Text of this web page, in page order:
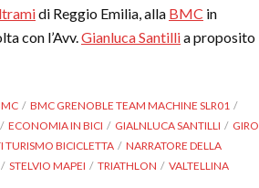
di Reggio Emilia, alla BMC in
con l’Avv.Gianluca Santillia proposito
BMC GRENOBLE TEAM MACHINE SLR01
ECONOMIA IN BICI GIALNLUCA SANTILLI
GIRO
TURISMO BICICLETTA
NARRATORE DELLA
STELVIO MAPEI TRIATHLON
VALTELLINA